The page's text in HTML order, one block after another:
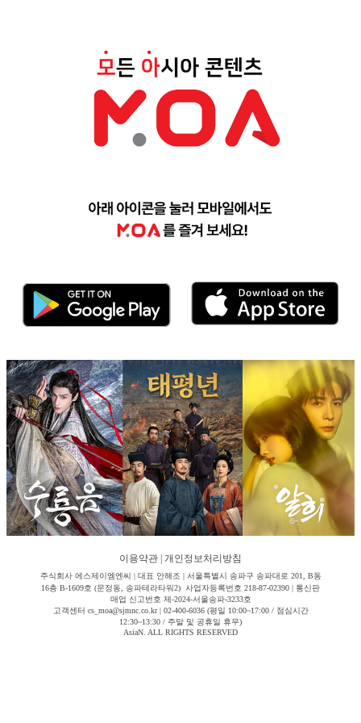
이용약관 개인정보처리방침
주식회사 에스제이엠엔씨 | 대표 안해조 | 서울특별시 송파구 송파대로 201, B동
16층 B-1609호 (문정동, 송파테라타워2) 사업자등록번호 218-87-02390 | 통신판
매업 신고번호 제-2024-서울송파-3233호
고객센터 cs_moa@sjmnc.co.kr | 02-400-6036 (평일 10:00~17:00 / 점심시간
12:30~13:30 / 주말 및 공휴일 휴무)
AsiaN. ALL RIGHTS RESERVED